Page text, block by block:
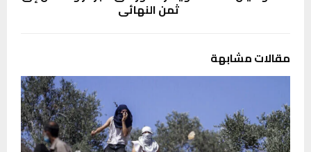
ثمن النهائي
مقالات مشابهة